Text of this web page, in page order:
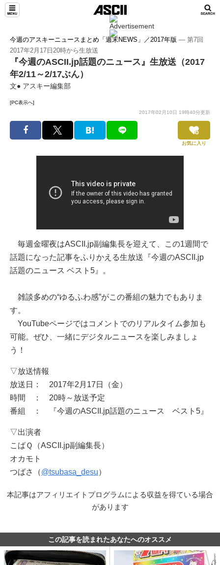
今週のアスキーニュースまとめ「週末NEWS」／2017年版 ― 第7回
2017年2月17日20時から生放送
『今週のASCII.jp話題のニュース』生放送（2017
年2/11～2/17ぶん）
文● アスキー編集部
[PC表示へ]
2017年02月10日 19時40分更新
お気に入り
毎週金曜夜はASCII.jp副編集長を迎えて、この1週間で
話題になった記事をふりかえる生放送『今週のASCII.jp
話題のニュース ベスト5』。
雑談多めの“ゆるふわ感”がこの番組の魅力でもありま
す。
YouTubeページではコメントでのリアルタイム参加も
可能。ぜひ、一緒にデジタルニュースを楽しみましょ
う！
▽放送情報
放送日： 2017年2月17日（金）
時間 ： 20時～放送予定
番組 ： 『今週のASCII.jp話題のニュース ベスト5』
▽出演者
こばＱ（ASCII.jp副編集長）
オカモト
つばさ（@tsubasa_desu）
本記事はアフィリエイトプログラムによる収益を得ている場合
があります
この記事を読まれたあなたへのオススメ